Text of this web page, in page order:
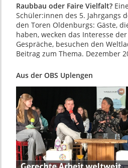
Raubbau oder Faire Vielfalt?
Schüler:innen des 5. Jahrgangs
den Toren Oldenburgs: Gäste,
haben, wecken das Inter­esse
Gespräche, besu­chen den
Beitrag zum Thema. Dezember
Aus der OBS Uplengen